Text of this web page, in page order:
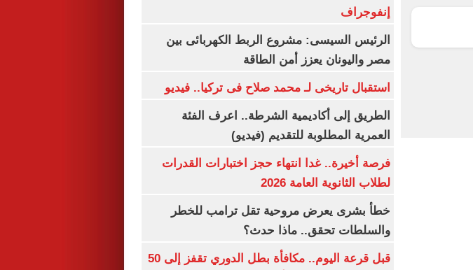
إنفوجراف
الرئيس السيسى: مشروع الربط الكهربائى بين
مصر واليونان يعزز أمن الطاقة
استقبال تاريخى لـ محمد صلاح فى تركيا.. فيديو
الطريق إلى أكاديمية الشرطة.. اعرف الفئة
العمرية المطلوبة للتقديم (فيديو)
فرصة أخيرة.. غدا انتهاء حجز اختبارات القدرات
لطلاب الثانوية العامة 2026
خطأ بشرى يعرض مروحية تقل ترامب للخطر
والسلطات تحقق.. ماذا حدث؟
قبل قرعة اليوم.. مكافأة بطل الدوري تقفز إلى 50